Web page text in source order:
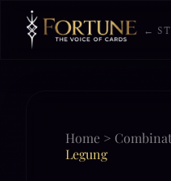
←
Home >
Legung